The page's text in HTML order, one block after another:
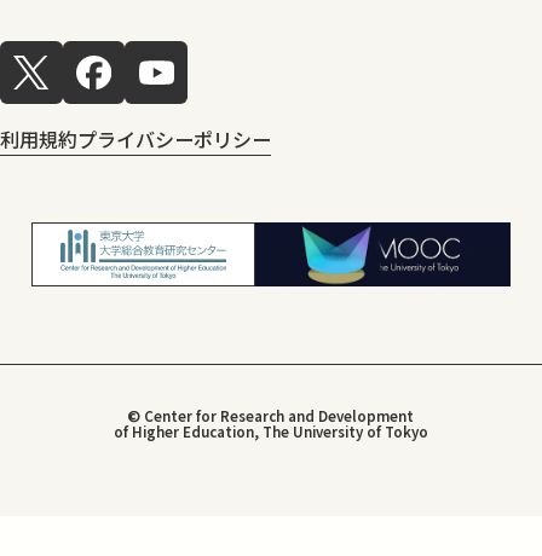
利用規約プライバシーポリシー
© Center for Research and Development
of Higher Education, The University of Tokyo